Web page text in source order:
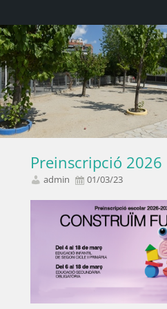
Preinscripció 2026
admin 01/03/23